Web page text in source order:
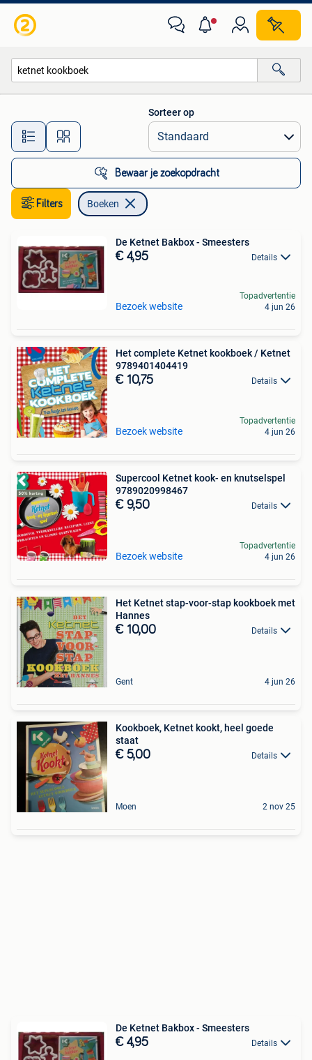
Alle afstanden…
Sorteer op
Bewaar je zoekopdracht
Filters Boeken
De Ketnet Bakbox - Smeesters
€ 4,95 Details
Bezoek website
Topadvertentie
4 jun 26
Het complete Ketnet kookboek / Ketnet
9789401404419
€ 10,75 Details
Bezoek website
Topadvertentie
4 jun 26
Supercool Ketnet kook- en knutselspel
9789020998467
€ 9,50 Details
Bezoek website
Topadvertentie
4 jun 26
Het Ketnet stap-voor-stap kookboek met
Hannes
€ 10,00 Details
Gent 4 jun 26
Kookboek, Ketnet kookt, heel goede
staat
€ 5,00 Details
Moen 2 nov 25
De Ketnet Bakbox - Smeesters
€ 4,95 Details